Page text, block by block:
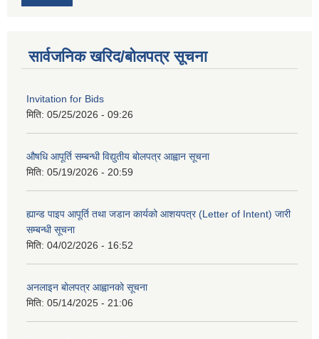
सार्वजनिक खरिद/बोलपत्र सूचना
Invitation for Bids
मिति: 05/25/2026 - 09:26
औषधि आपूर्ति सम्बन्धी विद्युतीय बोलपत्र आह्वान सूचना
मिति: 05/19/2026 - 20:59
ह्यान्ड पाइप आपूर्ति तथा जडान कार्यको आशयपत्र (Letter of Intent) जारी
सम्बन्धी सूचना
मिति: 04/02/2026 - 16:52
अनलाइन बोलपत्र आह्वानको सूचना
मिति: 05/14/2025 - 21:06